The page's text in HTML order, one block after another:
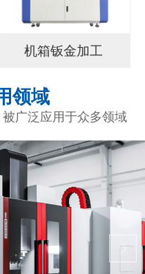
机箱钣金加工
领域
广泛应用于众多领域